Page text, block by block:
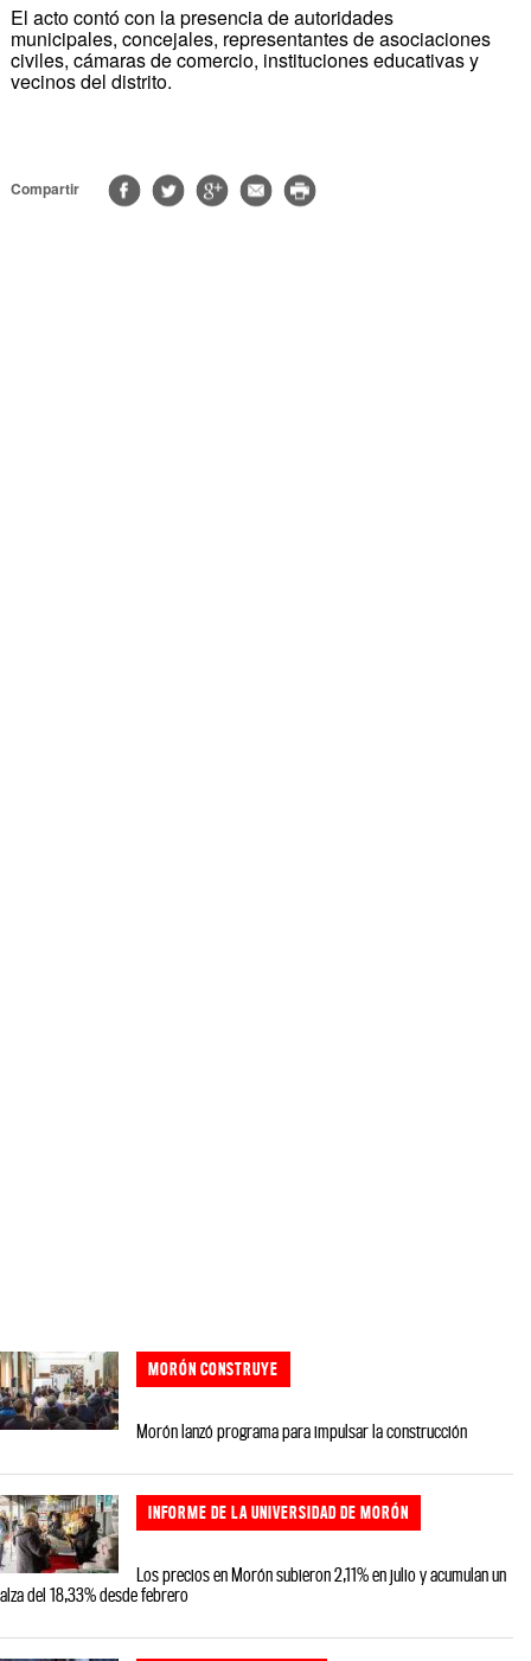
El acto contó con la presencia de autoridades
municipales, concejales, representantes de asociaciones
civiles, cámaras de comercio, instituciones educativas y
vecinos del distrito.
Compartir
MORÓN CONSTRUYE
Morón lanzó programa para impulsar la construcción
INFORME DE LA UNIVERSIDAD DE MORÓN
Los precios en Morón subieron 2,11% en julio y acumulan un
alza del 18,33% desde febrero